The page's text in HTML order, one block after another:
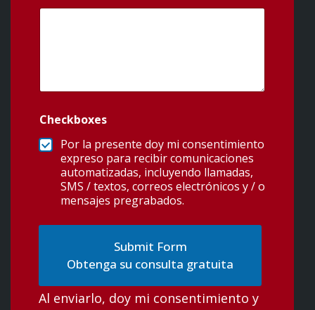
Checkboxes
Por la presente doy mi consentimiento
expreso para recibir comunicaciones
automatizadas, incluyendo llamadas,
SMS / textos, correos electrónicos y / o
mensajes pregrabados.
Obtenga su consulta gratuita
Al enviarlo, doy mi consentimiento y